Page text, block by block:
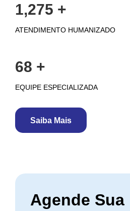
1,469 +
ATENDIMENTO HUMANIZADO
79 +
EQUIPE ESPECIALIZADA
Saiba Mais
Agende Sua